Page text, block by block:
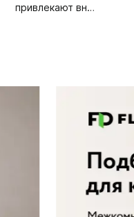
привлекают вн…